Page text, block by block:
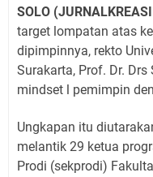
SOLO
target lompatan atas
dipimpinnya, rekto
Surakarta, Prof. Dr.
mindset l pemimpin
Ungkapan itu
melantik 29 ketua
Prodi (sekprodi)